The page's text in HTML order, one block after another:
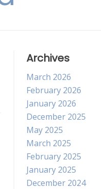
Archives
March 2026
February 2026
January 2026
December 2025
May 2025
March 2025
February 2025
January 2025
December 2024